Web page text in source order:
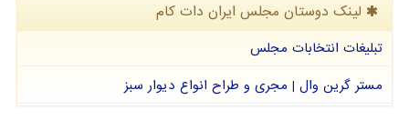
لینک دوستان مجلس ایران دات كام
تبلیغات انتخابات مجلس
مستر گرین وال | مجری و طراح انواع دیوار سبز